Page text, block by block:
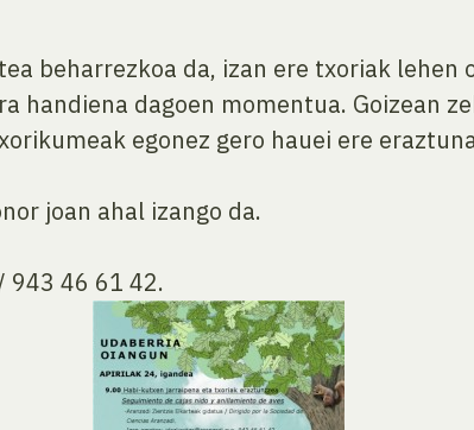
beharrezkoa da, izan ere txoriak
handiena dagoen momentua. Goizean
egonez gero hauei ere
joan ahal izango da.
943 46 61 42.